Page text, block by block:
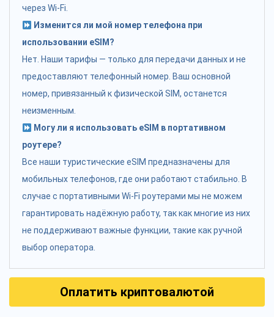
через Wi-Fi.
Изменится ли мой номер телефона при
использовании eSIM?
Нет. Наши тарифы — только для передачи данных и не
предоставляют телефонный номер. Ваш основной
номер, привязанный к физической SIM, останется
неизменным.
Могу ли я использовать eSIM в портативном
роутере?
Все наши туристические eSIM предназначены для
мобильных телефонов, где они работают стабильно. В
случае с портативными Wi-Fi роутерами мы не можем
гарантировать надёжную работу, так как многие из них
не поддерживают важные функции, такие как ручной
выбор оператора.
Оплатить криптовалютой